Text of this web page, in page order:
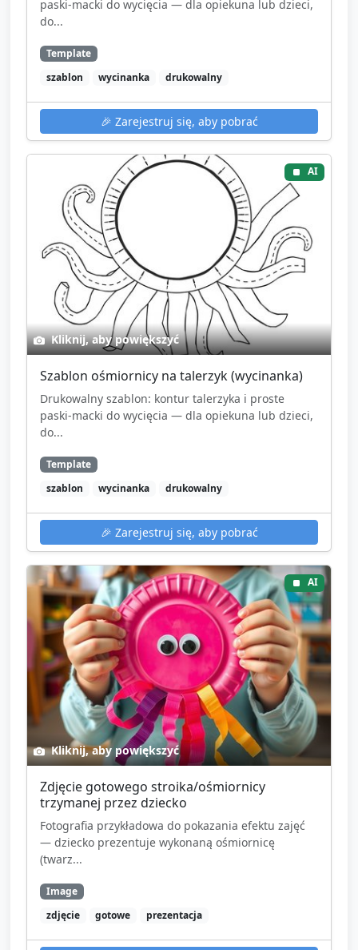
paski-macki do wycięcia — dla opiekuna lub dzieci,
do...
Template
szablon
wycinanka drukowalny
🎉 Zarejestruj się, aby pobrać
AI
Kliknij, aby powiększyć
Szablon ośmiornicy na talerzyk (wycinanka)
Drukowalny szablon: kontur talerzyka i proste
paski-macki do wycięcia — dla opiekuna lub dzieci,
do...
Template
szablon
wycinanka drukowalny
🎉 Zarejestruj się, aby pobrać
AI
Kliknij, aby powiększyć
Zdjęcie gotowego stroika/ośmiornicy
trzymanej przez dziecko
Fotografia przykładowa do pokazania efektu zajęć
— dziecko prezentuje wykonaną ośmiornicę
(twarz...
Image
zdjęcie
gotowe prezentacja